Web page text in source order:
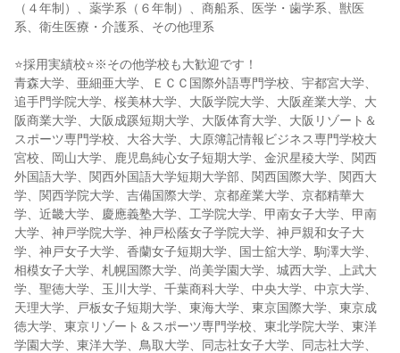
（４年制）、薬学系（６年制）、商船系、医学・歯学系、獣医
系、衛生医療・介護系、その他理系
⭐採用実績校⭐※その他学校も大歓迎です！
青森大学、亜細亜大学、ＥＣＣ国際外語専門学校、宇都宮大学、
追手門学院大学、桜美林大学、大阪学院大学、大阪産業大学、大
阪商業大学、大阪成蹊短期大学、大阪体育大学、大阪リゾート＆
スポーツ専門学校、大谷大学、大原簿記情報ビジネス専門学校大
宮校、岡山大学、鹿児島純心女子短期大学、金沢星稜大学、関西
外国語大学、関西外国語大学短期大学部、関西国際大学、関西大
学、関西学院大学、吉備国際大学、京都産業大学、京都精華大
学、近畿大学、慶應義塾大学、工学院大学、甲南女子大学、甲南
大学、神戸学院大学、神戸松蔭女子学院大学、神戸親和女子大
学、神戸女子大学、香蘭女子短期大学、国士舘大学、駒澤大学、
相模女子大学、札幌国際大学、尚美学園大学、城西大学、上武大
学、聖徳大学、玉川大学、千葉商科大学、中央大学、中京大学、
天理大学、戸板女子短期大学、東海大学、東京国際大学、東京成
徳大学、東京リゾート＆スポーツ専門学校、東北学院大学、東洋
学園大学、東洋大学、鳥取大学、同志社女子大学、同志社大学、